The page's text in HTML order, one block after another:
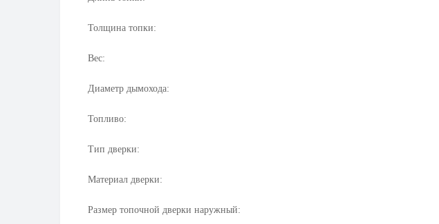
Толщина топки:
Вес:
Диаметр дымохода:
Топливо:
Тип дверки:
Материал дверки:
Размер топочной дверки наружный: